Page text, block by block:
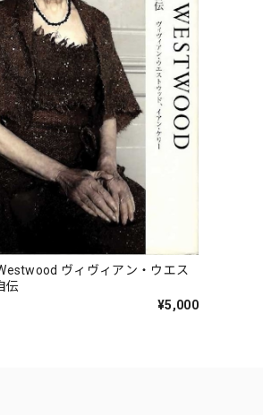
ヴィヴィアン・ウエス
伝
¥5,000